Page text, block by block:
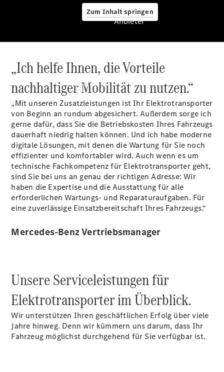
Zum Inhalt springen
Anbieter
Übersicht
Startseite
Modellübersicht
Konfigurator
Ansprechpartner
finden
vereinbaren
Beratung
Tel: +49 851
Anbieter
„Ich helfe Ihnen, die Vorteile
nachhaltiger Mobilität zu nutzen.“
„Mit unseren Zusatzleistungen ist Ihr Elektrotransporter
von Beginn an rundum abgesichert. Außerdem sorge ich
gerne dafür, dass Sie die Betriebskosten Ihres Fahrzeugs
dauerhaft niedrig halten können. Und ich habe moderne
digitale Lösungen, mit denen die Wartung für Sie noch
effizienter und komfortabler wird. Auch wenn es um
technische Fachkompetenz für Elektrotransporter geht,
sind Sie bei uns an genau der richtigen Adresse: Wir
haben die Expertise und die Ausstattung für alle
erforderlichen Wartungs- und Reparaturaufgaben. Für
eine zuverlässige Einsatzbereitschaft Ihres Fahrzeugs.“
Mercedes-Benz Vertriebsmanager
Unsere Serviceleistungen für
Elektrotransporter im Überblick.
Wir unterstützen Ihren geschäftlichen Erfolg über viele
Jahre hinweg. Denn wir kümmern uns darum, dass Ihr
Fahrzeug möglichst durchgehend für Sie verfügbar ist.